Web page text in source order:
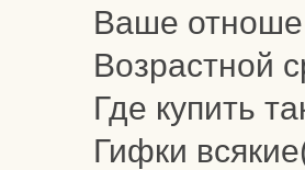
Ваше
Возрастной
Где купить
Гифки